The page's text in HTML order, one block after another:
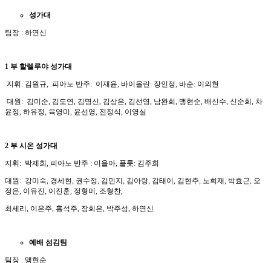
성가대
팀장 : 하연신
1 부 할렐루야 성가대
지휘: 김원규, 피아노 반주: 이재윤, 바이올린: 장인정, 바순: 이의현
대원: 김미순, 김도연, 김명신, 김상은, 김선영, 남완희, 맹현순, 배신수, 신순희, 차
윤정, 하유정, 육영미, 윤선영, 전정식, 이영실
2 부 시온 성가대
지휘: 박제희, 피아노 반주 : 이을아, 플룻: 김주희
대원: 강미숙, 경세현, 권수정, 김민지, 김아랑, 김태이, 김현주, 노희재, 박효근, 오
정은, 이유진, 이진훈, 정형미, 조형찬,
최세리, 이은주, 홍석주, 장희은, 박주성, 하연신
예배 섬김팀
팀장 : 맹현순